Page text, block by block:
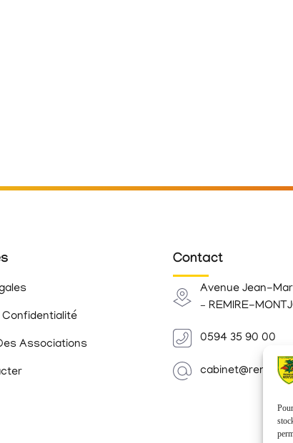
Confidentialité
Associations
Contact
Avenue Jean-
– REMIRE-
0594 35 90 00